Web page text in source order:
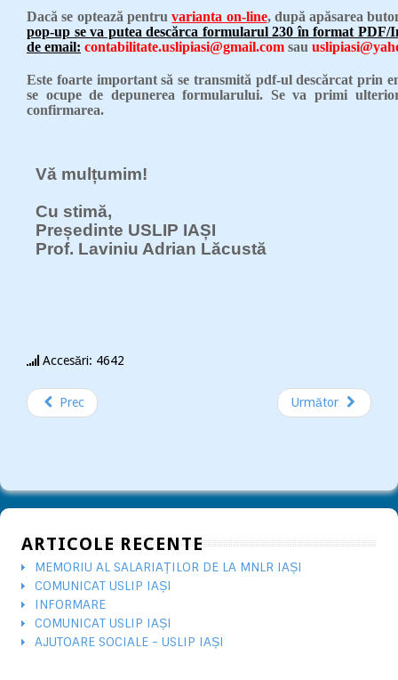
Dacă se optează pentruvarianta on-line, după apăsarea
pop-up se va putea descărca formularul 230 în format PDF/
de email: contabilitate.uslipiasi@gmail.com sau
Este foarte important să se transmită pdf-ul descărcat prin
se ocupe de depunerea formularului. Se va primi
confirmarea.
Vă mulțumim!
Cu stimă,
Președinte USLIP IAȘI
Prof. Laviniu Adrian Lăcustă
Accesări: 4642
Prec Următor
ARTICOLE RECENTE
MEMORIU AL SALARIAȚILOR DE LA MNLR IAȘI
COMUNICAT USLIP IAȘI
INFORMARE
COMUNICAT USLIP IAȘI
AJUTOARE SOCIALE - USLIP IAȘI